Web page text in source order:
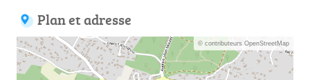
Plan et adresse
© contributeurs OpenStreetMap